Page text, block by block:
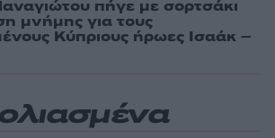
πήγε με σορτσάκι
μνήμης για τους
Κύπριους ήρωες Ισαάκ –